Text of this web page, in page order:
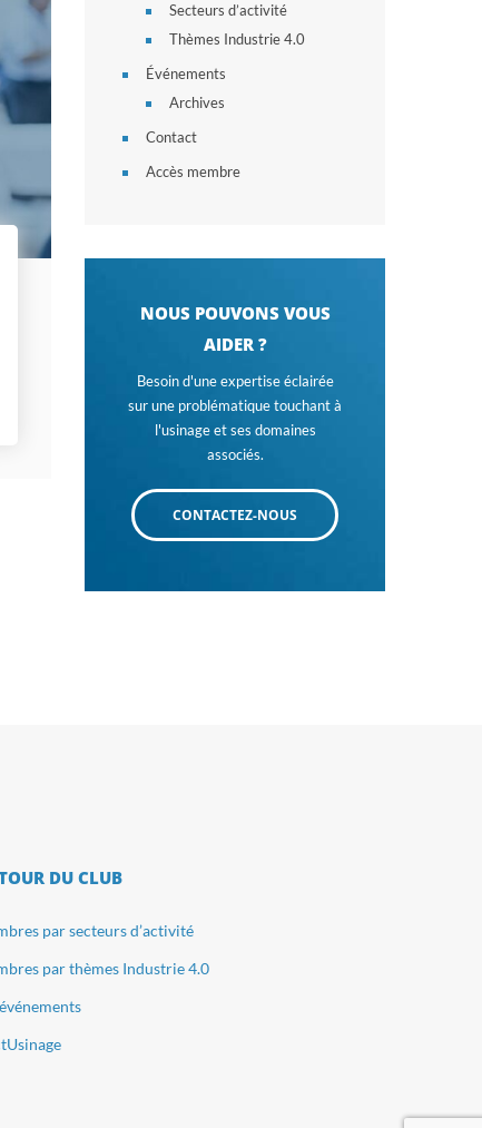
Secteurs d’activité
Thèmes Industrie 4.0
Événements
Archives
Contact
Accès membre
NOUS POUVONS VOUS
AIDER ?
Besoin d'une expertise éclairée
sur une problématique touchant à
l'usinage et ses domaines
associés.
CONTACTEZ-NOUS
DU CLUB
par secteurs d’activité
par thèmes Industrie 4.0